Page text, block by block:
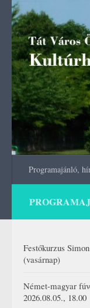
Skip to content
Programajánló,
Festőkurzus
(vasárnap)
Német-magyar
2026.08.05., 18.00